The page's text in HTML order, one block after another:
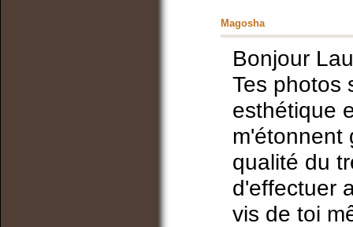
Magosha
Bonjour
Tes photos
esthétique
m'étonnent
qualité du
d'effectuer
vis de toi